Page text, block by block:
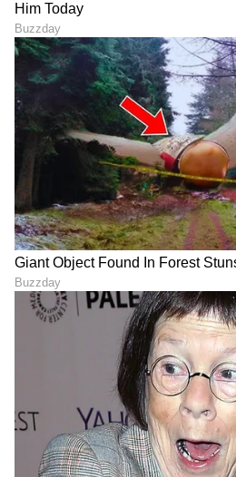
ಐಪಿಎಲ್ ಮಾದರಿಯಲ್ಲಿ
ಮತ್ತೊಂದು ಕ್ರಿಕೆಟ್ ಲೀಗ್..
450ಕ್ಕೂ ಹೆಚ್ಚು ಆಟಗಾರರ
ಭವಿಷ್ಯ ಇವತ್ತೇ ನಿರ್ಧಾರ!
Cricket: 8 ವರ್ಷಗಳ ಪ್ರೀತಿ,
ತನಗಿಂತ 7 ವರ್ಷ ಕಿರಿಯ ಕ್ರಿಕೆಟರ್
ಜೊತೆ ಮದುವೆ! ಯಾರು ಗೊತ್ತಾ
ಈ ಖ್ಯಾತ ನಟಿ?
LATEST VIDEOS
"ರಾಜಕೀಯ ಬೇಡ, ಸಿನಿಮಾನೇ
ಕನಕೋತ್ಸವದಲ್ಲಿ ರಿಷಬ್ ಶೆಟ್ಟಿ |
Shetty speech | Suvarna